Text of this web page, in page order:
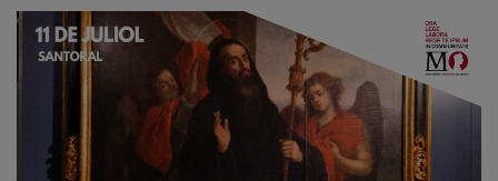
Ofrenes
Reserves